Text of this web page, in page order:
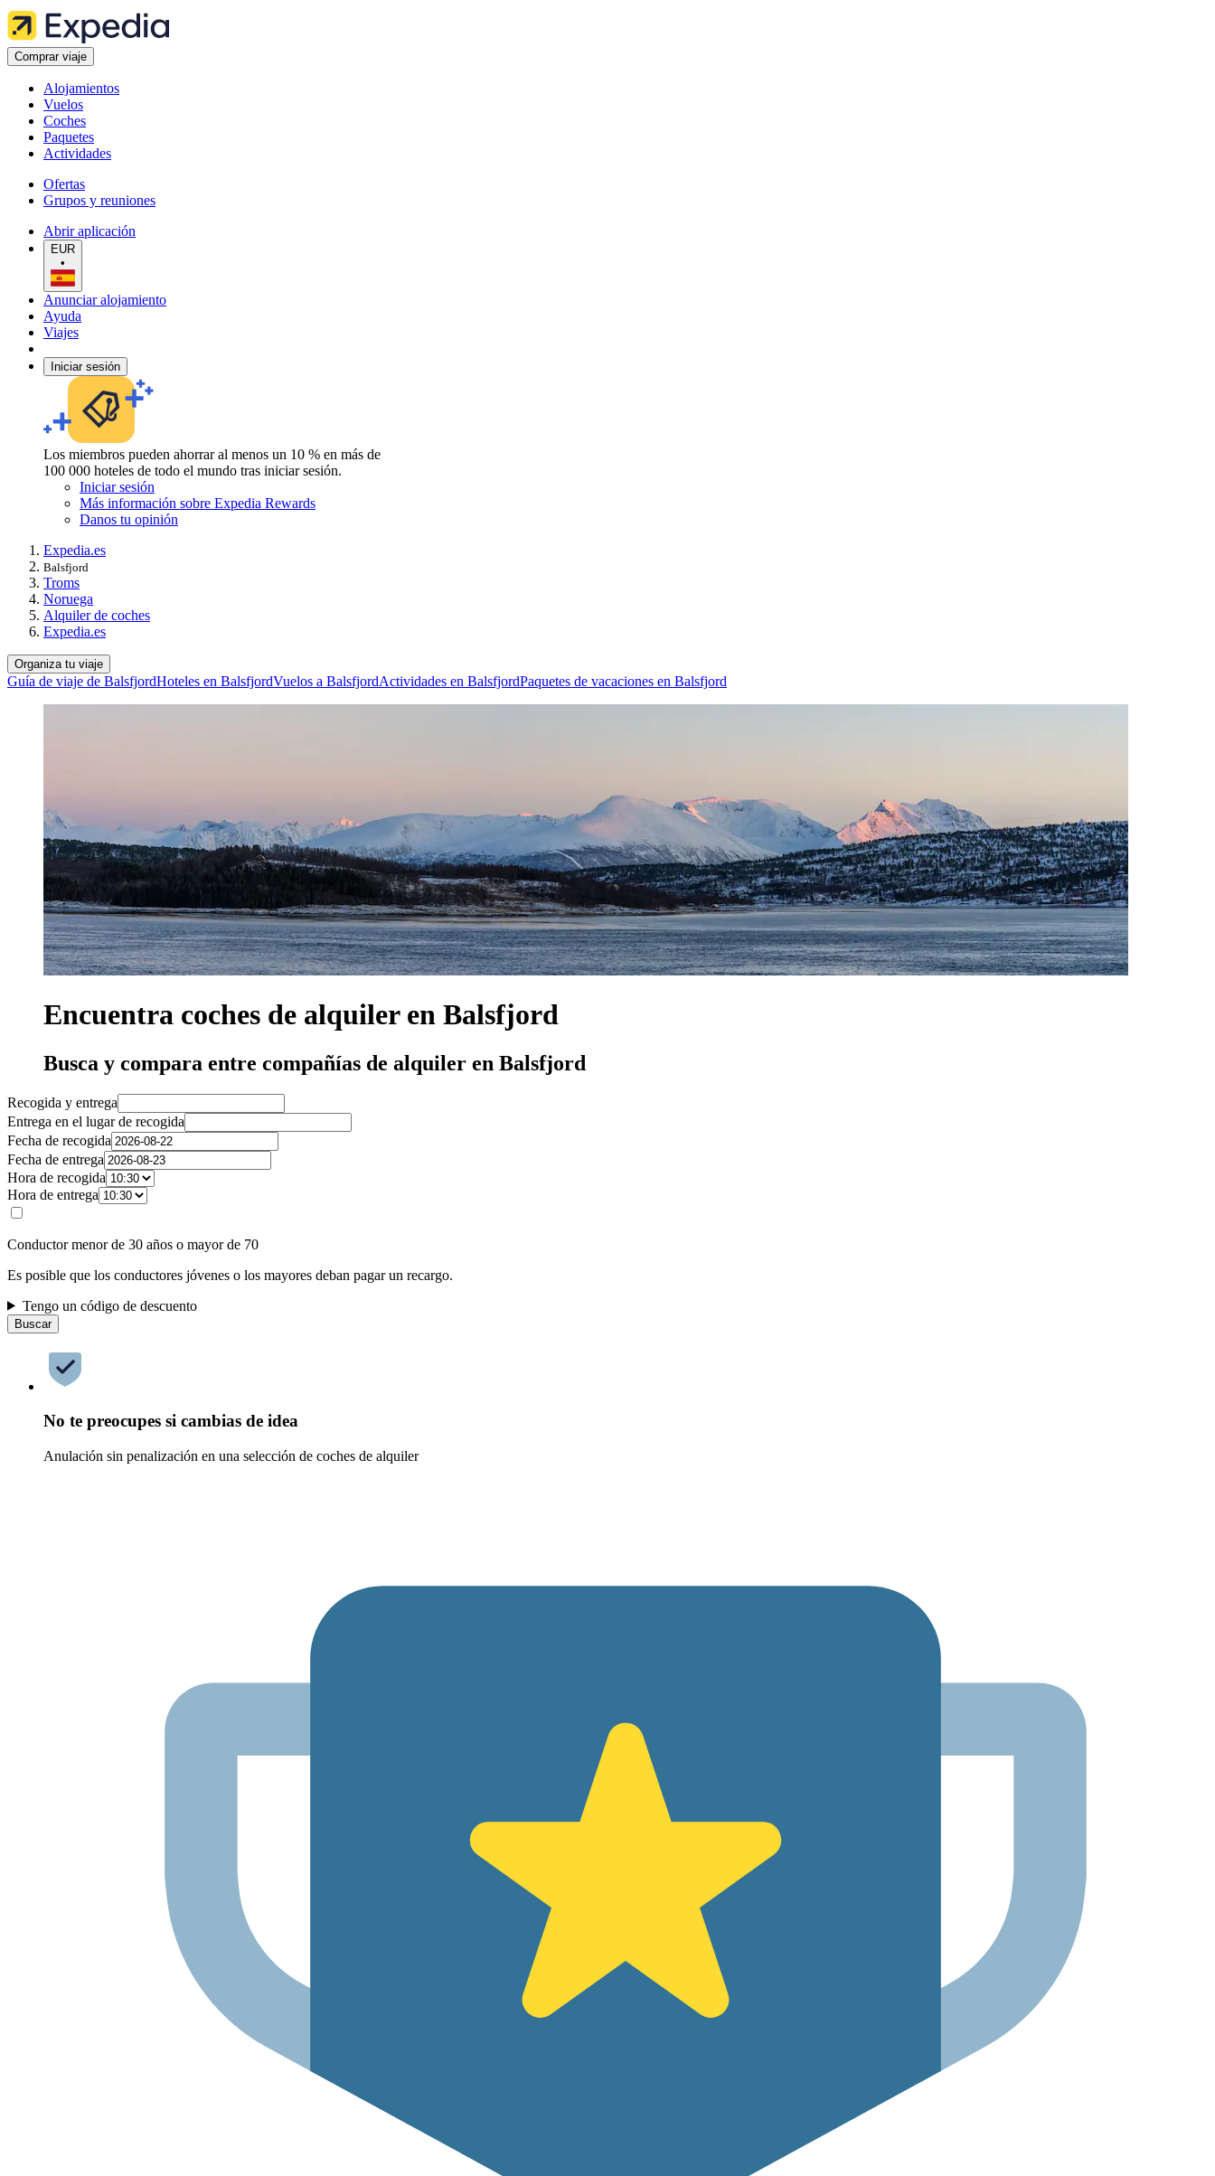
Comprar viaje
Alojamientos
Vuelos
Coches
Paquetes
Actividades
Ofertas
Grupos y reuniones
Abrir aplicación
EUR
•
Anunciar alojamiento
Ayuda
Viajes
Iniciar sesión
Los miembros pueden ahorrar al menos un 10 % en más de
100 000 hoteles de todo el mundo tras iniciar sesión.
Iniciar sesión
Más información sobre Expedia Rewards
Danos tu opinión
Expedia.es
Balsfjord
Troms
Noruega
Alquiler de coches
Expedia.es
Organiza tu viaje
Guía de viaje de BalsfjordHoteles en BalsfjordVuelos a BalsfjordActividades en BalsfjordPaquetes de vacaciones en Balsfjord
Encuentra coches de alquiler en Balsfjord
Busca y compara entre compañías de alquiler en Balsfjord
Recogida y entrega
Entrega en el lugar de recogida
Fecha de recogida
Fecha de entrega
Hora de recogida
Hora de entrega
Conductor menor de 30 años o mayor de 70
Es posible que los conductores jóvenes o los mayores deban pagar un recargo.
Tengo un código de descuento
Buscar
No te preocupes si cambias de idea
Anulación sin penalización en una selección de coches de alquiler